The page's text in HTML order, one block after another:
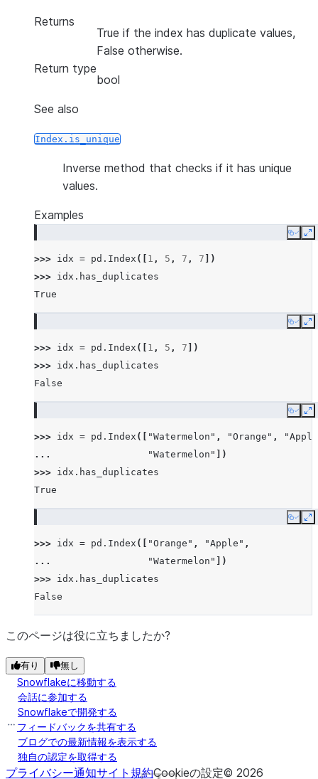
Returns
True if the index has duplicate values,
False otherwise.
Return type
bool
See also
Index.is_unique
Inverse method that checks if it has unique
values.
Examples
Copy
>>> idx = pd . Index ([ 1 , 5 , 7 , 7 ])
>>> idx . has_duplicates
True
Copy
>>> idx = pd . Index ([ 1 , 5 , 7 ])
>>> idx . has_duplicates
False
Copy
>>> idx = pd . Index ([ "Watermelon" , "Orange" ,
...
"Watermelon"
])
>>> idx . has_duplicates
True
Copy
>>> idx = pd . Index ([ "Orange" , "Apple" ,
...
"Watermelon"
])
>>> idx . has_duplicates
False
このページは役に立ちましたか?
有り 無し
Snowflakeに移動する
会話に参加する
Snowflakeで開発する
フィードバックを共有する
ブログでの最新情報を表示する
独自の認定を取得する
プライバシー通知サイト規約Cookieの設定© 2026